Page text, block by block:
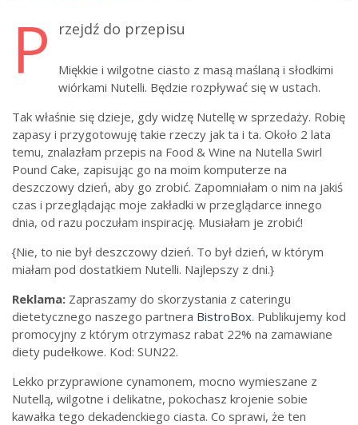
P rzejdź do przepisu
Miękkie i wilgotne ciasto z masą maślaną i słodkimi
wiórkami Nutelli. Będzie rozpływać się w ustach.
Tak właśnie się dzieje, gdy widzę Nutellę w sprzedaży. Robię
zapasy i przygotowuję takie rzeczy jak ta i ta. Około 2 lata
temu, znalazłam przepis na Food & Wine na Nutella Swirl
Pound Cake, zapisując go na moim komputerze na
deszczowy dzień, aby go zrobić. Zapomniałam o nim na jakiś
czas i przeglądając moje zakładki w przeglądarce innego
dnia, od razu poczułam inspirację. Musiałam je zrobić!
{Nie, to nie był deszczowy dzień. To był dzień, w którym
miałam pod dostatkiem Nutelli. Najlepszy z dni.}
Reklama: Zapraszamy do skorzystania z cateringu
dietetycznego naszego partnera BistroBox. Publikujemy kod
promocyjny z którym otrzymasz rabat 22% na zamawiane
diety pudełkowe. Kod: SUN22.
Lekko przyprawione cynamonem, mocno wymieszane z
Nutellą, wilgotne i delikatne, pokochasz krojenie sobie
kawałka tego dekadenckiego ciasta. Co sprawi, że ten